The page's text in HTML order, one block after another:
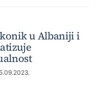
u Albaniji i